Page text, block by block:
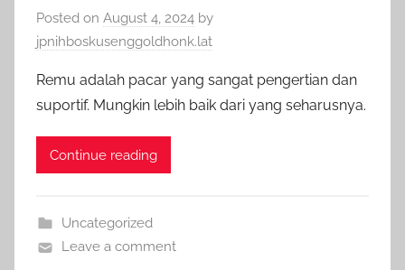
Posted on August 4, 2024 by
jpnihboskusenggoldhonk.lat
Remu adalah pacar yang sangat pengertian dan
suportif. Mungkin lebih baik dari yang seharusnya.
Continue reading
Uncategorized
Leave a comment